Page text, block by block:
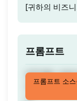
[귀하의 비즈
프롬프트
GPT4를 사용
케팅 계획을
요
프롬프트 소